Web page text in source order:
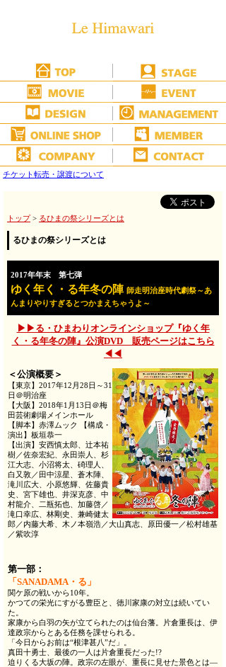
チケット転売・譲渡について
トップ> るひまの祭シリーズとは
るひまの祭シリーズとは
2017年年末 第七弾
ゆく年く・る年冬の陣 師走明治座時代劇祭～あ
んまりやりすぎるとつかまえちゃうよ～
▶▶る・ひまわりオンラインショップ『ゆく年
く・る年冬の陣』公演DVD 販売ページはこちら
◀◀
＜公演概要＞
【東京】2017年12月28日～31
日＠明治座
【大阪】2018年1月13日＠梅
田芸術劇場メインホール
【脚本】赤澤ムック 【構成・
演出】板垣恭一
【出演】安西慎太郎、辻本祐
樹／佐奈宏紀、永田崇人、杉
江大志、小沼将太、碕理人、
白又敦／田中涼星、蒼木陣、
滝川広大、小原悠輝、佐藤貴
史、宮下雄也、井深克彦、中
村龍介、二瓶拓也、加藤啓／
滝口幸広、林剛史、兼崎健太
郎／内藤大希、木ノ本嶺浩／大山真志、原田優一／松村雄基
／紫吹淳
第一部：
「SANADAMA・る」
関ケ原の戦いから10年。
かつての栄光にすがる豊臣と、徳川家康の対立は続いてい
た。
家康から白羽の矢が立てられたのは仙台藩。片倉重長は、伊
達政宗からとある任務を課せられる。
「今日からお前は“根津甚八”だ」。
真田十勇士、最後の一人は片倉重長だった!?
迫りくる大坂の陣。政宗の左眼が、重長に見せた景色とは―